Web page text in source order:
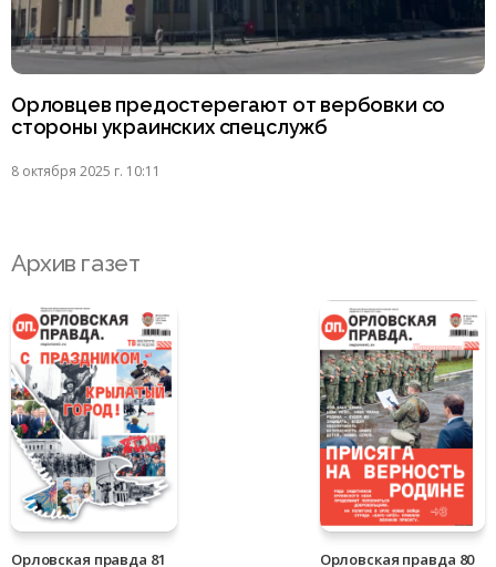
Орловцев предостерегают от вербовки со
стороны украинских спецслужб
8 октября 2025 г. 10:11
Архив газет
Орловская правда 81 Орловская правда 80